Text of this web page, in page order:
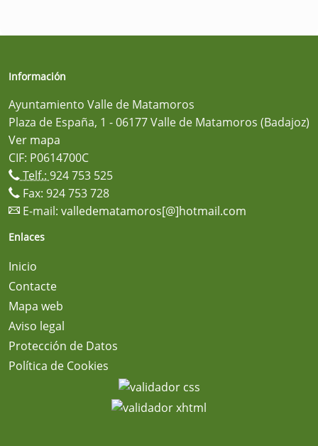
Información
Ayuntamiento Valle de Matamoros
Plaza de España, 1 - 06177 Valle de Matamoros (Badajoz)
Ver mapa
CIF: P0614700C
Telf.: 924 753 525
Fax: 924 753 728
E-mail: valledematamoros[@]hotmail.com
Enlaces
Inicio
Contacte
Mapa web
Aviso legal
Protección de Datos
Política de Cookies